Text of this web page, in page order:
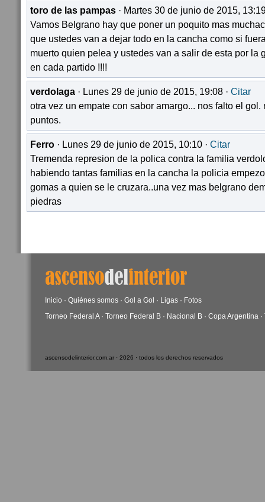
toro de las pampas · Martes 30 de junio de 2015,
Vamos Belgrano hay que poner un poquito mas
que ustedes van a dejar todo en la cancha como si
muerto quien pelea y ustedes van a salir de esta por la
en cada partido !!!!
verdolaga · Lunes 29 de junio de 2015, 19:08 · Citar
otra vez un empate con sabor amargo... nos falto el
puntos.
Ferro · Lunes 29 de junio de 2015, 10:10 · Citar
Tremenda represion de la polica contra la familia
habiendo tantas familias en la cancha la policia
gomas a quien se le cruzara..una vez mas belgrano
piedras
Inicio · Quiénes somos · Gol a Gol · Ligas · Fotos
Torneo Federal A· Torneo Federal B · Nacional B · Copa Argentina ·
ascensodelinterior.com.ar · 2026 · todos los derechos reservados